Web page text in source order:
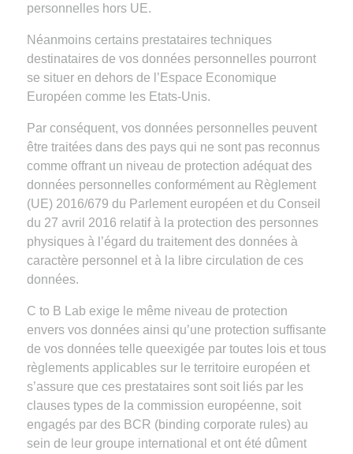
personnelles hors UE.
Néanmoins certains prestataires techniques
destinataires de vos données personnelles pourront
se situer en dehors de l’Espace Economique
Européen comme les Etats-Unis.
Par conséquent, vos données personnelles peuvent
être traitées dans des pays qui ne sont pas reconnus
comme offrant un niveau de protection adéquat des
données personnelles conformément au Règlement
(UE) 2016/679 du Parlement européen et du Conseil
du 27 avril 2016 relatif à la protection des personnes
physiques à l’égard du traitement des données à
caractère personnel et à la libre circulation de ces
données.
C to B Lab exige le même niveau de protection
envers vos données ainsi qu’une protection suffisante
de vos données telle queexigée par toutes lois et tous
règlements applicables sur le territoire européen et
s’assure que ces prestataires sont soit liés par les
clauses types de la commission européenne, soit
engagés par des BCR (binding corporate rules) au
sein de leur groupe international et ont été dûment